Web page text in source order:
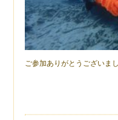
ご参加ありがとうございま